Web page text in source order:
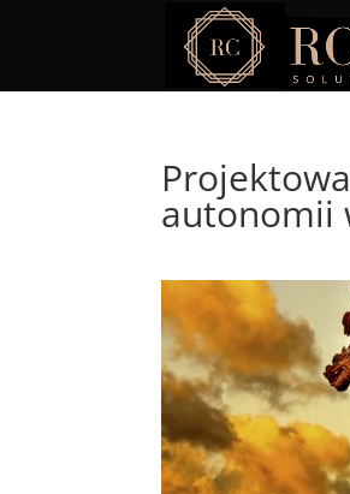
autonomii